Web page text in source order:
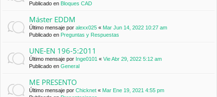
Publicado en Bloques CAD
Máster EDDM
Último mensaje por alexx025 « Mar Jun 14, 2022 10:27 am
Publicado en Preguntas y Respuestas
UNE-EN 196-5:2011
Último mensaje por Inge0101 « Vie Abr 29, 2022 5:12 am
Publicado en General
ME PRESENTO
Último mensaje por Chicknet « Mar Ene 19, 2021 4:55 pm